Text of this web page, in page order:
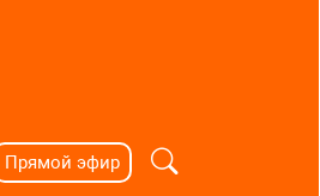
Прямой эфир